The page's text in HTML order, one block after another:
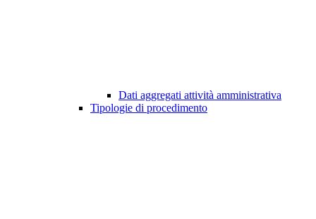
Dati aggregati attività amministrativa
Tipologie di procedimento